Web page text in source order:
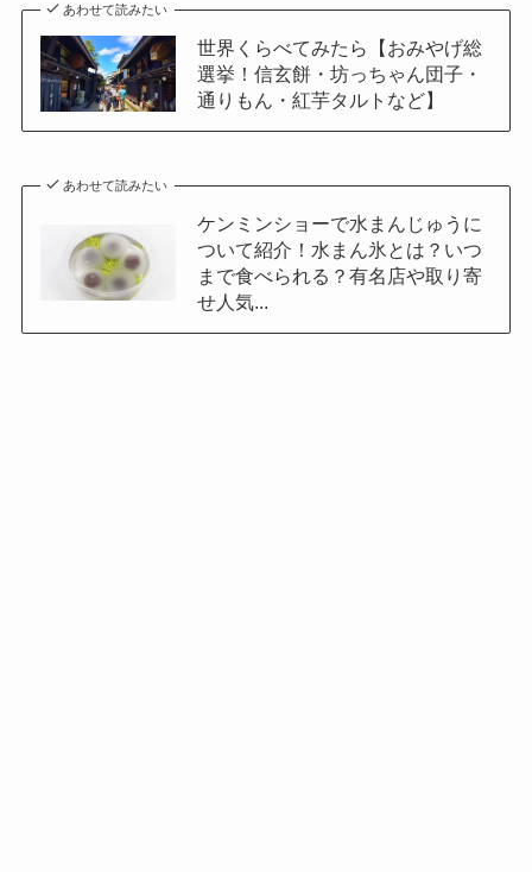
あわせて読みたい
世界くらべてみたら【おみやげ総
選挙！信玄餅・坊っちゃん団子・
通りもん・紅芋タルトなど】
あわせて読みたい
ケンミンショーで水まんじゅうに
ついて紹介！水まん氷とは？いつ
まで食べられる？有名店や取り寄
せ人気...